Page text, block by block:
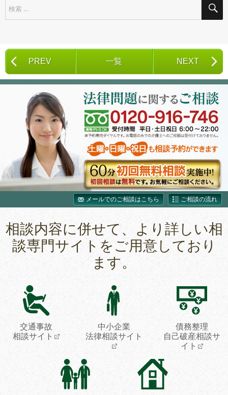
PREV 一覧 NEXT
メールでのご相談はこちら ご相談の流れ
相談内容に併せて、より詳しい相
談専門サイトをご用意しており
ます。
交通事故
相談サイト
中小企業
法律相談サイト
債務整理
自己破産相談サ
イト